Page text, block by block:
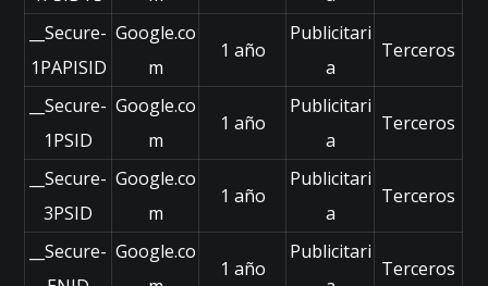
__Secure-
1PAPISID
Google.co
m
1 año
Publicitari
a
Terceros
__Secure-
1PSID
Google.co
m
1 año
Publicitari
a
Terceros
__Secure-
3PSID
Google.co
m
1 año
Publicitari
a
Terceros
__Secure- Google.co
1 año
Publicitari
Terceros
b,
e
n
b
a
e
a
ó
m